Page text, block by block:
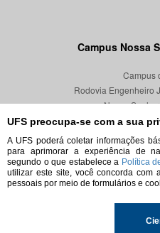
UFS preocupa-se com a sua
A UFS poderá coletar informações
para aprimorar a experiência de
segundo o que estabelece a Política
utilizar este site, você concorda com
pessoais por meio de formulários e
Campus Nossa
Campus
Rodovia Engenheiro
Nossa
CEP
© 2026. Todos os